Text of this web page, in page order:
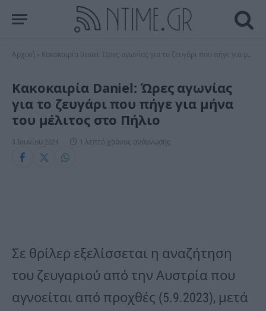
Αρχική Κακοκαιρία Daniel: Ώρες αγωνίας για το ζευγάρι που πήγε για μήνα του μέλιτος στο Πήλιο
Κακοκαιρία Daniel: Ώρες αγωνίας
για το ζευγάρι που πήγε για μήνα
του μέλιτος στο Πήλιο
3 Ιουνίου 2024 1 λεπτό χρόνος ανάγνωσης
Σε θρίλερ εξελίσσεται η αναζήτηση
του ζευγαριού από την Αυστρία που
αγνοείται από προχθές (5.9.2023), μετά